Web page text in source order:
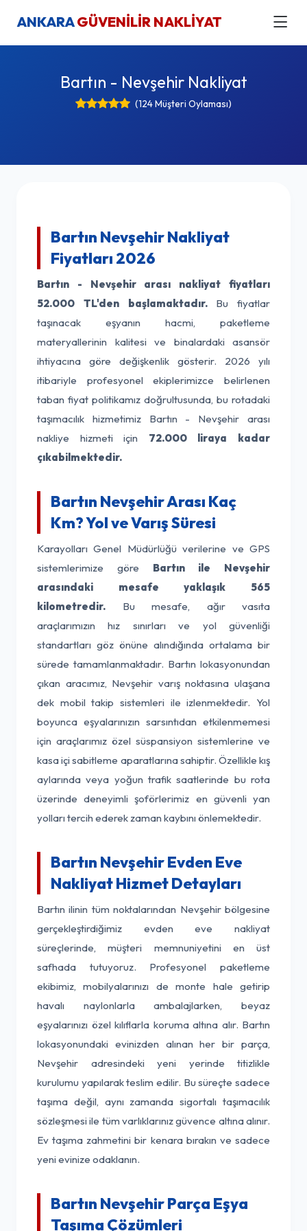
ANKARAGÜVENİLİR NAKLİYAT
Bartın - Nevşehir Nakliyat
(124 Müşteri Oylaması)
Bartın Nevşehir Nakliyat
Fiyatları 2026
Bartın - Nevşehir arası nakliyat fiyatları
52.000 TL'den başlamaktadır.Bu fiyatlar
taşınacak eşyanın hacmi, paketleme
materyallerinin kalitesi ve binalardaki asansör
ihtiyacına göre değişkenlik gösterir. 2026 yılı
itibariyle profesyonel ekiplerimizce belirlenen
taban fiyat politikamız doğrultusunda, bu rotadaki
taşımacılık hizmetimiz Bartın - Nevşehir arası
nakliye hizmeti için 72.000 liraya kadar
çıkabilmektedir.
Bartın Nevşehir Arası Kaç
Km? Yol ve Varış Süresi
Karayolları Genel Müdürlüğü verilerine ve GPS
sistemlerimize göre Bartın ile Nevşehir
arasındaki mesafe yaklaşık 565
kilometredir. Bu mesafe, ağır vasıta
araçlarımızın hız sınırları ve yol güvenliği
standartları göz önüne alındığında ortalama bir
sürede tamamlanmaktadır. Bartın lokasyonundan
çıkan aracımız, Nevşehir varış noktasına ulaşana
dek mobil takip sistemleri ile izlenmektedir. Yol
boyunca eşyalarınızın sarsıntıdan etkilenmemesi
için araçlarımız özel süspansiyon sistemlerine ve
kasa içi sabitleme aparatlarına sahiptir. Özellikle kış
aylarında veya yoğun trafik saatlerinde bu rota
üzerinde deneyimli şoförlerimiz en güvenli yan
yolları tercih ederek zaman kaybını önlemektedir.
Bartın Nevşehir Evden Eve
Nakliyat Hizmet Detayları
Bartın ilinin tüm noktalarından Nevşehir bölgesine
gerçekleştirdiğimiz evden eve nakliyat
süreçlerinde, müşteri memnuniyetini en üst
safhada tutuyoruz. Profesyonel paketleme
ekibimiz, mobilyalarınızı de monte hale getirip
havalı naylonlarla ambalajlarken, beyaz
eşyalarınızı özel kılıflarla koruma altına alır. Bartın
lokasyonundaki evinizden alınan her bir parça,
Nevşehir adresindeki yeni yerinde titizlikle
kurulumu yapılarak teslim edilir. Bu süreçte sadece
taşıma değil, aynı zamanda sigortalı taşımacılık
sözleşmesi ile tüm varlıklarınız güvence altına alınır.
Ev taşıma zahmetini bir kenara bırakın ve sadece
yeni evinize odaklanın.
Bartın Nevşehir Parça Eşya
Taşıma Çözümleri